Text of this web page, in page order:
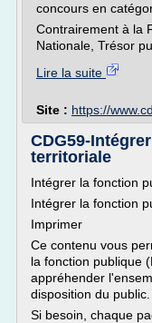
concours en
Contrairement à la
Nationale, Trésor
Lire la suite
Site : https://
CDG59-
territoriale
Intégrer la fonction
Intégrer la fonction
Imprimer
Ce contenu vous
la fonction publique
appréhender
disposition du public.
Si besoin, chaque